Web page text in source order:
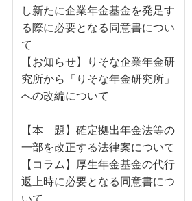
し新たに企業年金基金を発足す
る際に必要となる同意書につい
て
【お知らせ】りそな企業年金研
究所から「りそな年金研究所」
への改編について
【本 題】確定拠出年金法等の
一部を改正する法律案について
【コラム】厚生年金基金の代行
返上時に必要となる同意書につ
いて